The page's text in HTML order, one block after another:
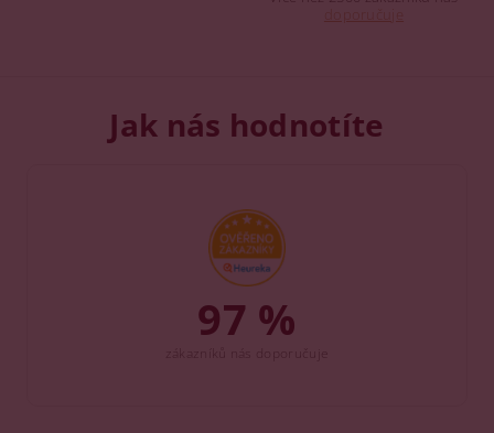
Jak nás hodnotíte
97 %